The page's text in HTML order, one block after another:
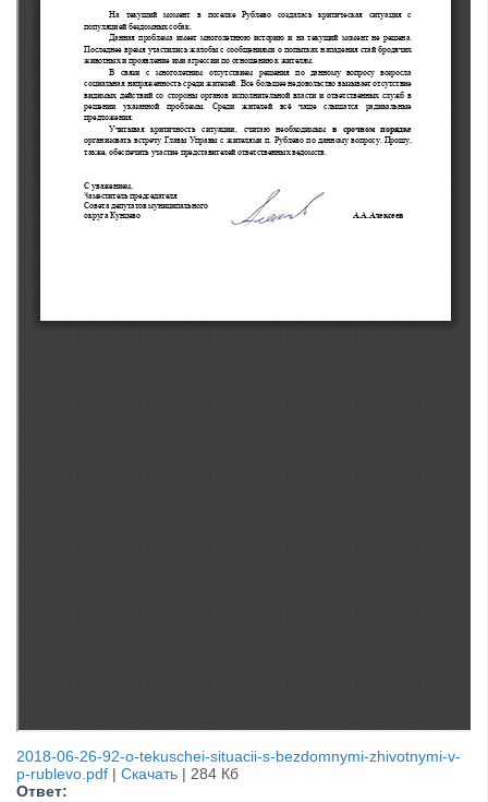
2018-06-26-92-o-tekuschei-situacii-s-bezdomnymi-zhivotnymi-v-
p-rublevo.pdf | Скачать | 284 Кб
Ответ: